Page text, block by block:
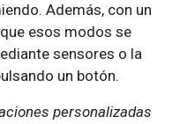
Además, con un
esos modos se
sensores o la
un botón.
personalizadas